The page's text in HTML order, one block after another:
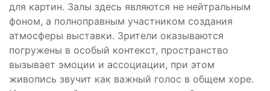
для картин. Залы здесь являются не нейтральным
фоном, а полноправным участником создания
атмосферы выставки. Зрители оказываются
погружены в особый контекст, пространство
вызывает эмоции и ассоциации, при этом
живопись звучит как важный голос в общем хоре.